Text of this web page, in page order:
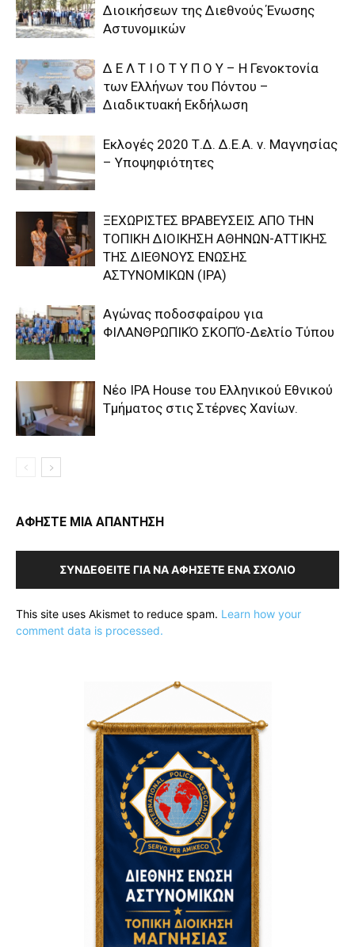
Διοικήσεων της Διεθνούς Ένωσης
Αστυνομικών
Δ Ε Λ Τ Ι Ο Τ Υ Π Ο Υ – Η Γενοκτονία
των Ελλήνων του Πόντου –
Διαδικτυακή Εκδήλωση
Εκλογές 2020 Τ.Δ. Δ.Ε.Α. ν. Μαγνησίας
– Υποψηφιότητες
ΞΕΧΩΡΙΣΤΕΣ ΒΡΑΒΕΥΣΕΙΣ ΑΠΟ ΤΗΝ
ΤΟΠΙΚΗ ΔΙΟΙΚΗΣΗ ΑΘΗΝΩΝ-ΑΤΤΙΚΗΣ
ΤΗΣ ΔΙΕΘΝΟΥΣ ΕΝΩΣΗΣ
ΑΣΤΥΝΟΜΙΚΩΝ (IPA)
Αγώνας ποδοσφαίρου για
ΦΙΛΑΝΘΡΩΠΙΚΌ ΣΚΟΠΌ-Δελτίο Τύπου
Nέο IPA House του Ελληνικού Εθνικού
Τμήματος στις Στέρνες Χανίων.
ΑΦΗΣΤΕ ΜΙΑ ΑΠΑΝΤΗΣΗ
ΣΥΝΔΕΘΕΊΤΕ ΓΙΑ ΝΑ ΑΦΉΣΕΤΕ ΈΝΑ ΣΧΌΛΙΟ
This site uses Akismet to reduce spam. Learn how your
comment data is processed.